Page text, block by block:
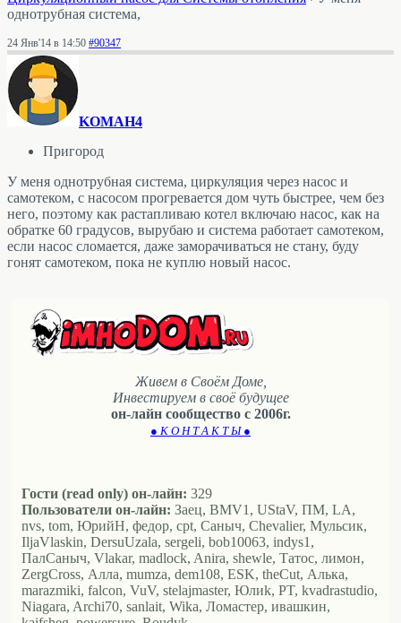
однотрубная система,
24 Янв'14 в 14:50 #90347
KOMAH4
Пригород
У меня однотрубная система, циркуляция через насос и
самотеком, с насосом прогревается дом чуть быстрее, чем без
него, поэтому как растапливаю котел включаю насос, как на
обратке 60 градусов, вырубаю и система работает самотеком,
если насос сломается, даже заморачиваться не стану, буду
гонят самотеком, пока не куплю новый насос.
Живем в Своём Доме,
Инвестируем в своё будущее
он-лайн сообщество с 2006г.
● К О Н Т А К Т Ы ●
Гости (read only) он-лайн: 329
Пользователи он-лайн: Заец, BMV1, UStaV, ПМ, LA,
nvs, tom, ЮрийН, федор, cpt, Саныч, Chevalier, Мульсик,
IljaVlaskin, DersuUzala, sergeli, bob10063, indys1,
ПалСаныч, Vlakar, madlock, Anira, shewle, Татос, лимон,
ZergCross, Алла, mumza, dem108, ESK, theCut, Алька,
marazmiki, falcon, VuV, stelajmaster, Юлиk, PT, kvadrastudio,
Niagara, Archi70, sanlait, Wika, Ломастер, ивашкин,